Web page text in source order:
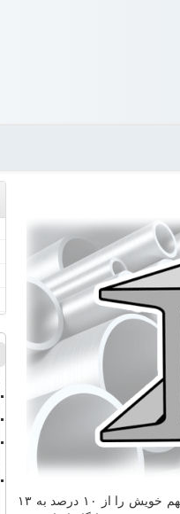
كرده است. این در حالیست كه هواوی به عنوان یكی از برترین تولیدكنندگان چینی موبایل، با سه درصد رشد، سهم خویش را از ۱۰ درصد به ۱۳